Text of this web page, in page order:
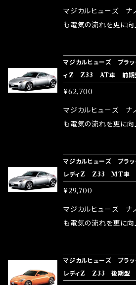
リットが無い。と。 コ
はこちらのマジカルヒ
rz）の2店舗の専売品
い致します。
マジカルヒューズ ナ
も電気の流れを更に向
メ！ レーシングドラ
ターとなり吟味し時間
体感出来て面白く、車
リットが無い。と。 コ
はこちらのマジカルヒ
rz）の2店舗の専売品
い致します。
マジカルヒューズ ブラ
ィZ Z33 AT車 前
¥62,700
マジカルヒューズ ナ
も電気の流れを更に向
メ！ レーシングドラ
ターとなり吟味し時間
体感出来て面白く、車
リットが無い。と。 コ
はこちらのマジカルヒ
rz）の2店舗の専売品
い致します。
マジカルヒューズ ブラ
レディZ Z33 MT車
個
¥29,700
マジカルヒューズ ナ
も電気の流れを更に向
メ！ レーシングドラ
ターとなり吟味し時間
マジカルヒューズ ブラ
レディZ Z33 後期